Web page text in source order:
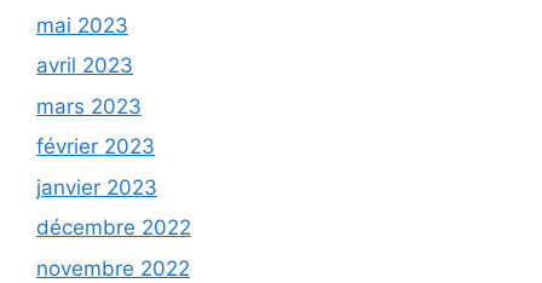
mai 2023
avril 2023
mars 2023
février 2023
janvier 2023
décembre 2022
novembre 2022